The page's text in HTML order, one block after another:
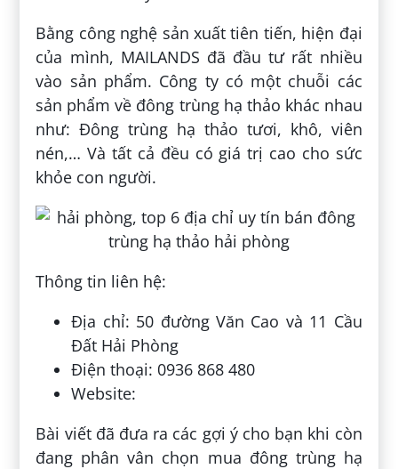
Bằng công nghệ sản xuất tiên tiến, hiện đại
của mình, MAILANDS đã đầu tư rất nhiều
vào sản phẩm. Công ty có một chuỗi các
sản phẩm về đông trùng hạ thảo khác nhau
như: Đông trùng hạ thảo tươi, khô, viên
nén,… Và tất cả đều có giá trị cao cho sức
khỏe con người.
Thông tin liên hệ:
Địa chỉ: 50 đường Văn Cao và 11 Cầu
Đất Hải Phòng
Điện thoại: 0936 868 480
Website:
Bài viết đã đưa ra các gợi ý cho bạn khi còn
đang phân vân chọn mua đông trùng hạ